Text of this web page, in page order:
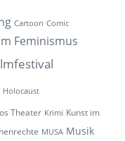
Cartoon Comic
Feminismus
Holocaust
Theater Krimi Kunst im
MUSA Musik